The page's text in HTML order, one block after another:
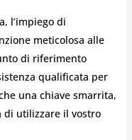
l’impiego di
meticolosa alle
di riferimento
qualificata per
una chiave smarrita,
di utilizzare il vostro